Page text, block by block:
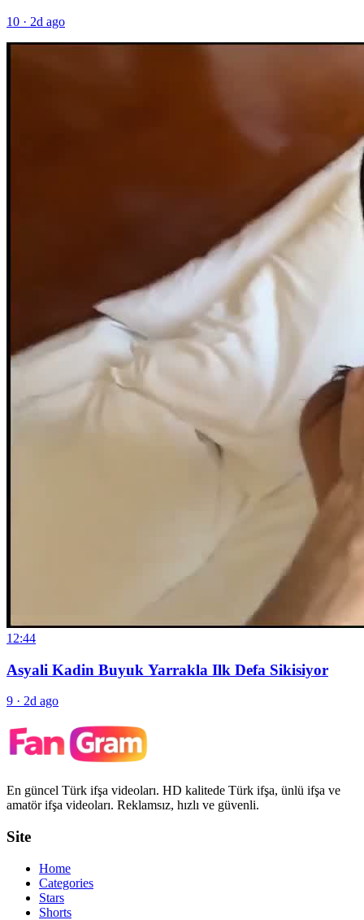
10 · 2d ago
12:44
Asyali Kadin Buyuk Yarrakla Ilk Defa Sikisiyor
9 · 2d ago
En güncel Türk ifşa videoları. HD kalitede Türk ifşa, ünlü ifşa ve
amatör ifşa videoları. Reklamsız, hızlı ve güvenli.
Site
Home
Categories
Stars
Shorts